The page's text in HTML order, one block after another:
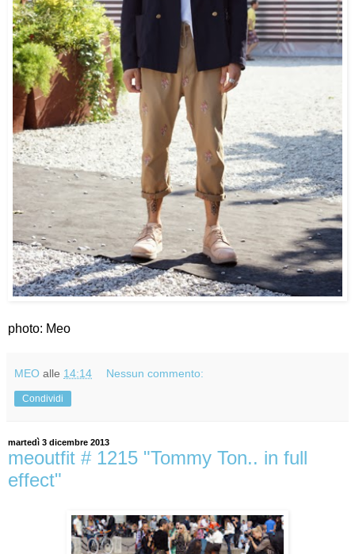
photo: Meo
MEO alle 14:14 Nessun commento:
Condividi
martedì 3 dicembre 2013
meoutfit # 1215 "Tommy Ton.. in full
effect"